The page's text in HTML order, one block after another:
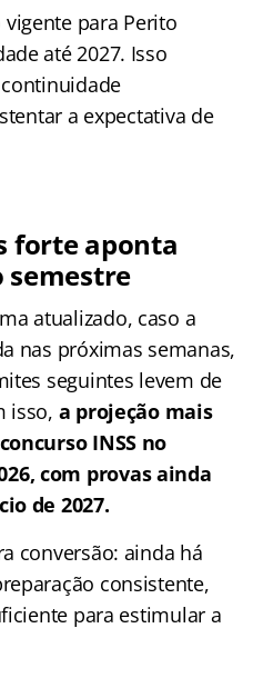
para Perito
até 2027. Isso
a expectativa de
forte aponta
semestre
atualizado, caso a
nas próximas semanas,
seguintes levem de
isso, a projeção mais
INSS no
com provas ainda
de 2027.
conversão: ainda há
consistente,
para estimular a